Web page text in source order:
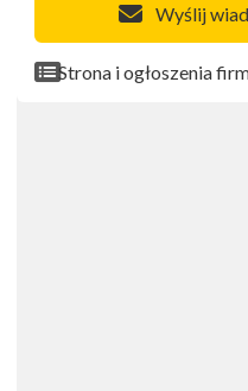
Wyślij
Strona i ogłoszenia